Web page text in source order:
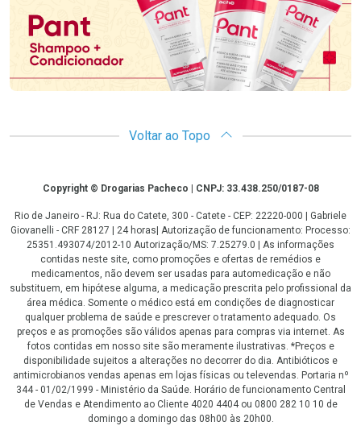
Voltar ao Topo
CopyrightCopyright © Drogarias Pacheco | CNPJ: 33.438.250/0187-08
Rio de Janeiro - RJ: Rua do Catete, 300 - Catete - CEP: 22220-000 | Gabriele
Giovanelli - CRF 28127 | 24 horas| Autorização de funcionamento: Processo:
25351.493074/2012-10 Autorização/MS: 7.25279.0 | As informações
contidas neste site, como promoções e ofertas de remédios e
medicamentos, não devem ser usadas para automedicação e não
substituem, em hipótese alguma, a medicação prescrita pelo profissional da
área médica. Somente o médico está em condições de diagnosticar
qualquer problema de saúde e prescrever o tratamento adequado. Os
preços e as promoções são válidos apenas para compras via internet. As
fotos contidas em nosso site são meramente ilustrativas. *Preços e
disponibilidade sujeitos a alterações no decorrer do dia. Antibióticos e
antimicrobianos vendas apenas em lojas físicas ou televendas. Portaria nº
344 - 01/02/1999 - Ministério da Saúde. Horário de funcionamento Central
de Vendas e Atendimento ao Cliente 4020 4404 ou 0800 282 10 10 de
domingo a domingo das 08h00 às 20h00.